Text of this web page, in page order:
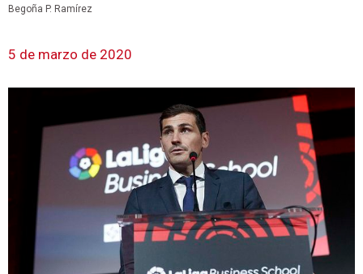
Begoña P. Ramírez
5 de marzo de 2020